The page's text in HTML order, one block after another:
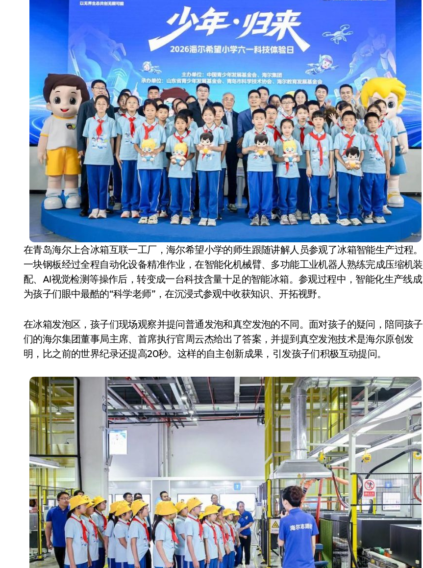
AirTag 新版到底香不香？一篇帮你避坑+种草
净利润暴跌7.7%，苏泊尔开始靠“擦边”续命了？
在青岛海尔上合冰箱互联一工厂，海尔希望小学的师生跟随讲解人员参观了冰箱智能生产过程。
一块钢板经过全程自动化设备精准作业，在智能化机械臂、多功能工业机器人熟练完成压缩机装
配、AI视觉检测等操作后，转变成一台科技含量十足的智能冰箱。参观过程中，智能化生产线成
为孩子们眼中最酷的“科学老师”，在沉浸式参观中收获知识、开拓视野。
在冰箱发泡区，孩子们现场观察并提问普通发泡和真空发泡的不同。面对孩子的疑问，陪同孩子
们的海尔集团董事局主席、首席执行官周云杰给出了答案，并提到真空发泡技术是海尔原创发
明，比之前的世界纪录还提高20秒。这样的自主创新成果，引发孩子们积极互动提问。
小家电
追觅、石头科技注意：你
们的扫地机已被美国认定
为“战略武器”
7 月 30, 2026
小家电
净利润暴跌7.7%，苏泊尔
开始靠“擦边”续命了？
8 月 7, 2026